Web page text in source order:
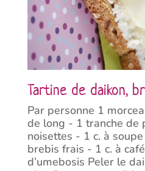
Tartine de daikon,
Par personne 1
de long - 1 tranche de
noisettes - 1 c. à
brebis frais - 1 c. à
d’umebosis Peler le